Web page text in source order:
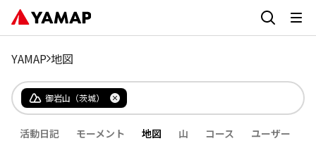
YAMAP 地図
御岩山（茨城）
活動日記 モーメント 地図 山 コース ユーザー